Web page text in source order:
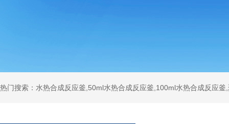
热门搜索：水热合成反应釜,50ml水热合成反应釜,100ml水热合成反应